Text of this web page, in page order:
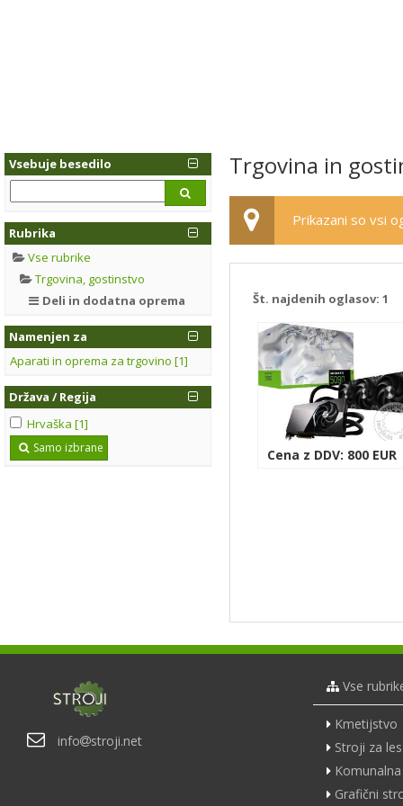
Vsebuje besedilo
Rubrika
Vse rubrike
Trgovina, gostinstvo
Deli in dodatna oprema
Namenjen za
Aparati in oprema za trgovino [1]
Država / Regija
Hrvaška [1]
Samo izbrane
Trgovina in
Prikazani so vsi
Št. najdenih oglasov: 1
Cena z DDV: 800 EUR
info stroji.net
Vse
Kmetijstvo
Stroji za les
Grafični